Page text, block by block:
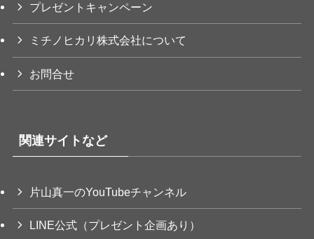
プレゼントキャンペーン
ミチノヒカリ株式会社について
お問合せ
関連サイトなど
片山真一のYouTubeチャンネル
LINE公式（プレゼント企画あり）